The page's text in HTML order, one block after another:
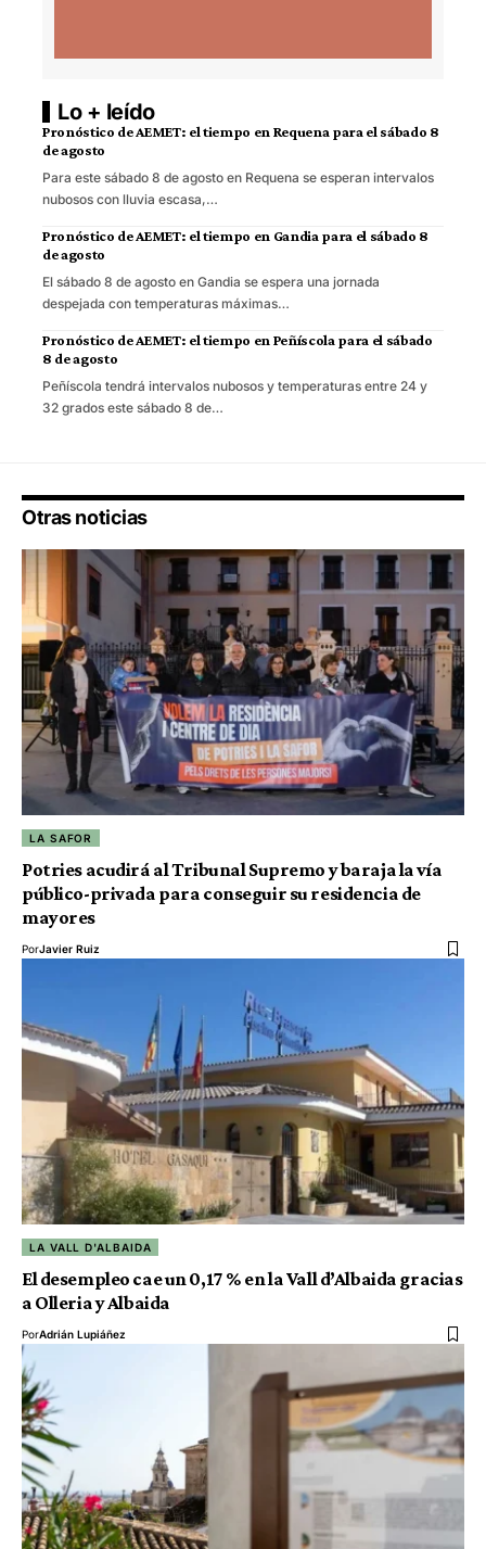
Lo + leído
Pronóstico de AEMET: el tiempo en Requena para el sábado 8
de agosto
Para este sábado 8 de agosto en Requena se esperan intervalos
nubosos con lluvia escasa,…
Pronóstico de AEMET: el tiempo en Gandia para el sábado 8
de agosto
El sábado 8 de agosto en Gandia se espera una jornada
despejada con temperaturas máximas…
Pronóstico de AEMET: el tiempo en Peñíscola para el sábado
8 de agosto
Peñíscola tendrá intervalos nubosos y temperaturas entre 24 y
32 grados este sábado 8 de…
Otras noticias
LA SAFOR
Potries acudirá al Tribunal Supremo y baraja la vía
público-privada para conseguir su residencia de
mayores
PorJavier Ruiz
LA VALL D'ALBAIDA
El desempleo cae un 0,17 % en la Vall d’Albaida gracias
a Olleria y Albaida
PorAdrián Lupiáñez